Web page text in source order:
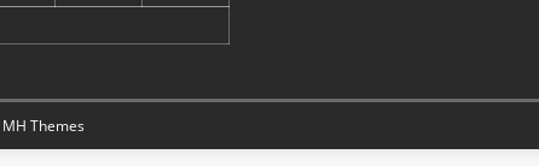
MH Themes